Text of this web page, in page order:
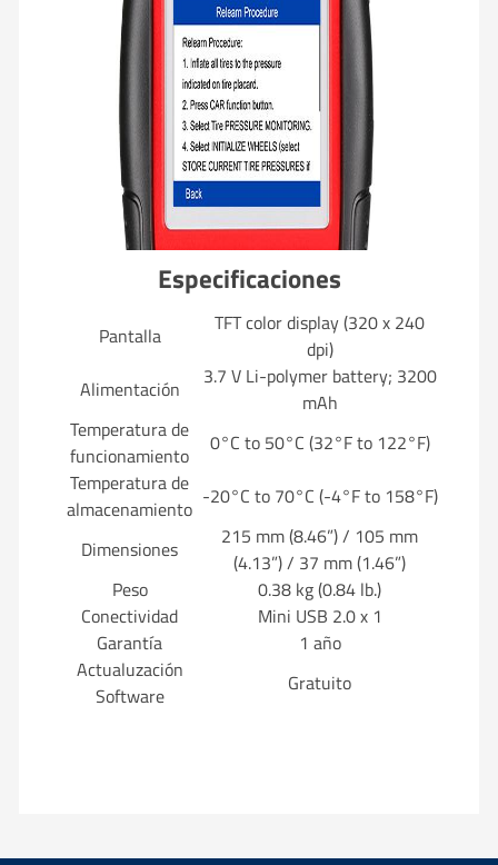
Especificaciones
Pantalla
TFT color display (320 x 240
dpi)
Alimentación
3.7 V Li-polymer battery; 3200
mAh
Temperatura de
funcionamiento
0°C to 50°C (32°F to 122°F)
Temperatura de
almacenamiento -20°C to 70°C (-4°F to 158°F)
Dimensiones
215 mm (8.46”) / 105 mm
(4.13”) / 37 mm (1.46”)
Peso
0.38 kg (0.84 lb.)
Conectividad
Mini USB 2.0 x 1
Garantía
1 año
Actualuzación
Software
Gratuito